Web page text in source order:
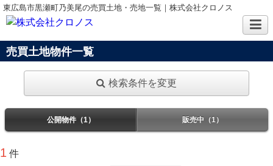
東広島市黒瀬町乃美尾の売買土地・売地一覧｜株式会社クロノス
売買土地物件一覧
検索条件を変更
公開物件（1） 販売中（1）
1 件